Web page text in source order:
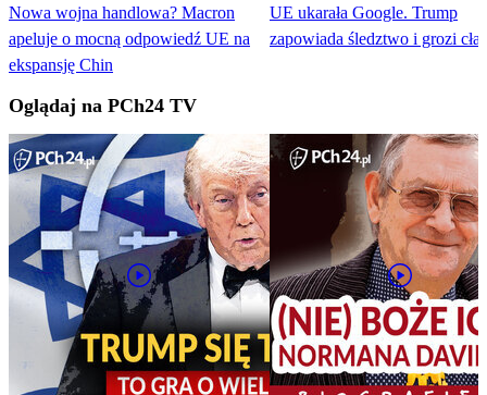
Nowa wojna handlowa? Macron
apeluje o mocną odpowiedź UE na
ekspansję Chin
UE ukarała Google. Trump
zapowiada śledztwo i grozi
Oglądaj na PCh24 TV